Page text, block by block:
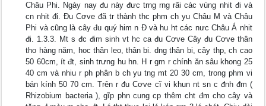
Châu Phi. Ngày nay đu này đưc trng rng rãi các vùng nhit đi và
cn nhit đi. Đu Cơve đã tr thành thc phm ch yu Châu M và Châu
Phi và cũng là cây đu quý him n Đ và hu ht các nưc Châu Á nhit
đi. 1.3.3. Mt s đc đim sinh vt hc ca đu Cơve Cây đu Cơve thân
tho hàng năm, hoc thân leo, thân bi. dng thân bi, cây thp, ch cao
50 60cm, ít đt, sinh trưng hu hn. H r gm r chính ăn sâu khong 25
40 cm và nhiu r ph phân b ch yu tng mt 20 30 cm, trong phm vi
bán kính 50 70 cm. Trên r đu Cơve cĩ vi khun nt sn c đnh đm (
Rhizobium bacteria ), gĩp phn cung cp thêm cht đm cho cây và